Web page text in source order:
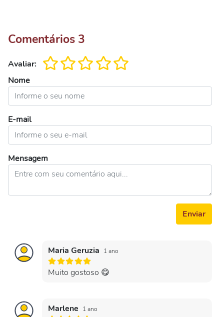
Comentários 3
Avaliar:
Nome
E-mail
Mensagem
Enviar
Maria Geruzia 1 ano
Muito gostoso 😋
Marlene 1 ano